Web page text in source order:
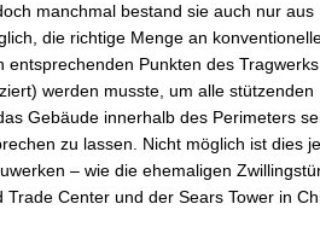
manchmal bestand sie auch nur aus
die richtige Menge an
entsprechenden Punkten des
werden musste, um alle stützenden
Gebäude innerhalb des Perimeters
zu lassen. Nicht möglich ist dies
– wie die ehemaligen
Trade Center und der Sears Tower in